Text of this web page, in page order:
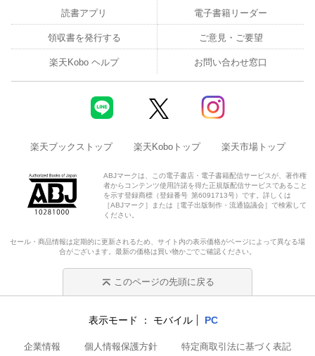
読書アプリ 電子書籍リーダー
領収書を発行する ご意見・ご要望
楽天Kobo ヘルプ お問い合わせ窓口
楽天ブックストップ 楽天Koboトップ 楽天市場トップ
ABJマークは、この電子書店・電子書籍配信サービスが、著作権
者からコンテンツ使用許諾を得た正規版配信サービスであること
を示す登録商標（登録番号 第6091713号）です。詳しくは
［ABJマーク］または［電子出版制作・流通協議会］で検索して
ください。
セール・商品情報は定期的に更新されるため、サイト内の表示価格がページによって異なる場
合がございます。最新の価格は買い物かごでご確認ください。
このページの先頭に戻る
表示モード モバイル PC
企業情報 個人情報保護方針 特定商取引法に基づく表記